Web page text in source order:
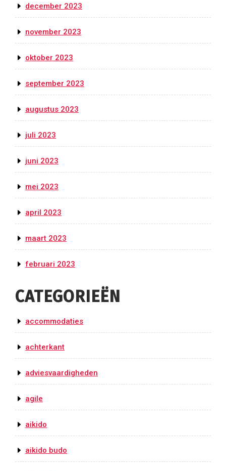
december 2023
november 2023
oktober 2023
september 2023
augustus 2023
juli 2023
juni 2023
mei 2023
april 2023
maart 2023
februari 2023
CATEGORIEËN
accommodaties
achterkant
adviesvaardigheden
agile
aikido
aikido budo